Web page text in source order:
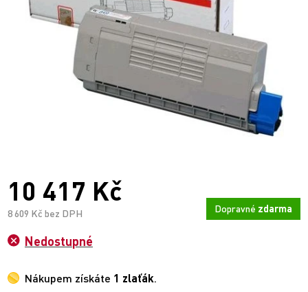
10 417 Kč
8 609 Kč bez DPH Dopravné zdarma
Nedostupné
Nákupem získáte 1 zlaťák.